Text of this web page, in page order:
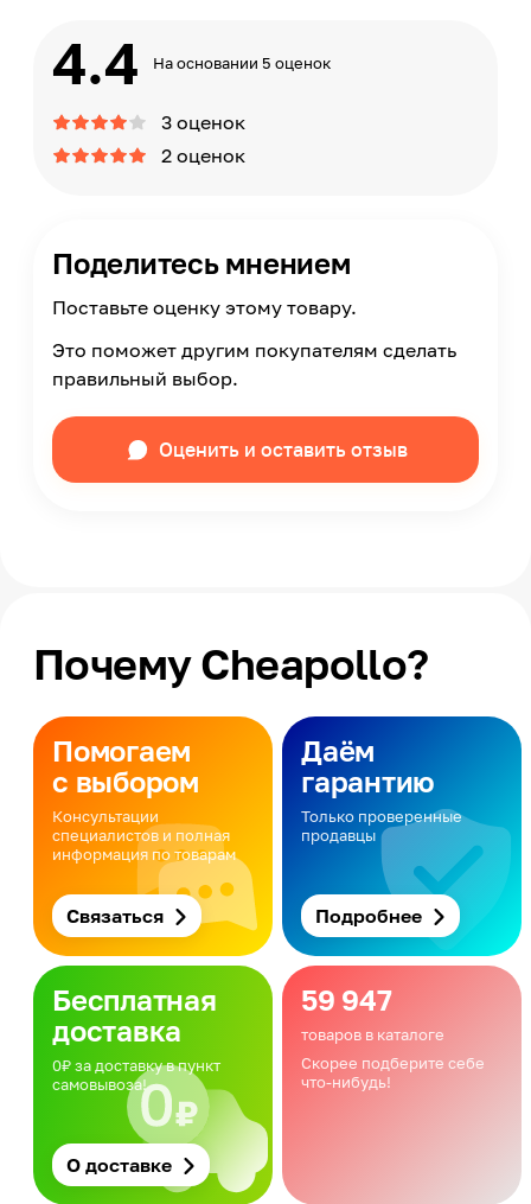
4.4 На основании 5 оценок
3 оценок
2 оценок
Поделитесь мнением
Поставьте оценку этому товару.
Это поможет другим покупателям сделать
правильный выбор.
Оценить и оставить отзыв
Почему Cheapollo?
Помогаем
с выбором
Консультации
специалистов и полная
информация по товарам
Связаться
Даём
гарантию
Только проверенные
продавцы
Подробнее
Бесплатная
доставка
0₽ за доставку в пункт
самовывоза!
О доставке
59 947
товаров в каталоге
Скорее подберите себе
что-нибудь!